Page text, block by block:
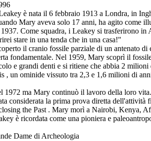
è nata il 6 febbraio 1913 a Londra, in
Mary aveva solo 17 anni, ha agito come
Come squadra, i Leakey si trasferirono
stare in una tenda che in una casa!"
il cranio fossile parziale di un antenato
fondamentale. Nel 1959, Mary scoprì il
e grandi denti e si ritiene che abbia 2
, un ominide vissuto tra 2,3 e 1,6 milioni di
1972 ma Mary continuò il lavoro della loro
considerata la prima prova diretta
the Past . Mary morì a Nairobi, Kenya,
è ricordata come una pioniera e
Dame di Archeologia